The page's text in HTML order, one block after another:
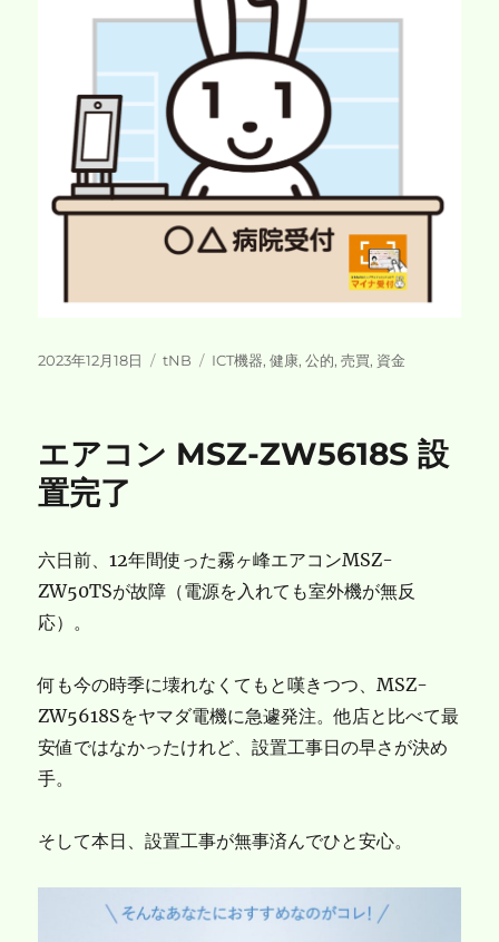
投
2023年12月18日
カ
ー
tNB
タ
ICT機器,健康,公的,売買, 資金
エアコン MSZ-ZW5618S 設
置完了
六日前、12年間使った霧ヶ峰エアコンMSZ-
ZW50TSが故障（電源を入れても室外機が無反
応）。
何も今の時季に壊れなくてもと嘆きつつ、MSZ-
ZW5618Sをヤマダ電機に急遽発注。他店と比べて最
安値ではなかったけれど、設置工事日の早さが決め
手。
そして本日、設置工事が無事済んでひと安心。